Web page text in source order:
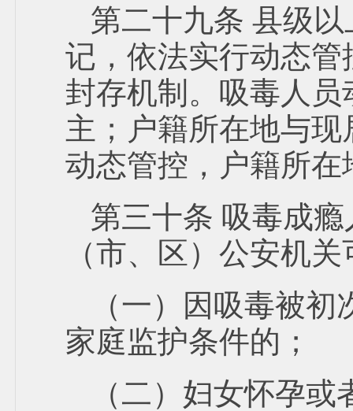
第二十九条 县级
记，依法实行动态
封存机制。吸毒人
主；户籍所在地与
动态管控，户籍所
第三十条 吸毒成
（市、区）公安机
（一）因吸毒被
家庭监护条件的；
（二）妇女怀孕